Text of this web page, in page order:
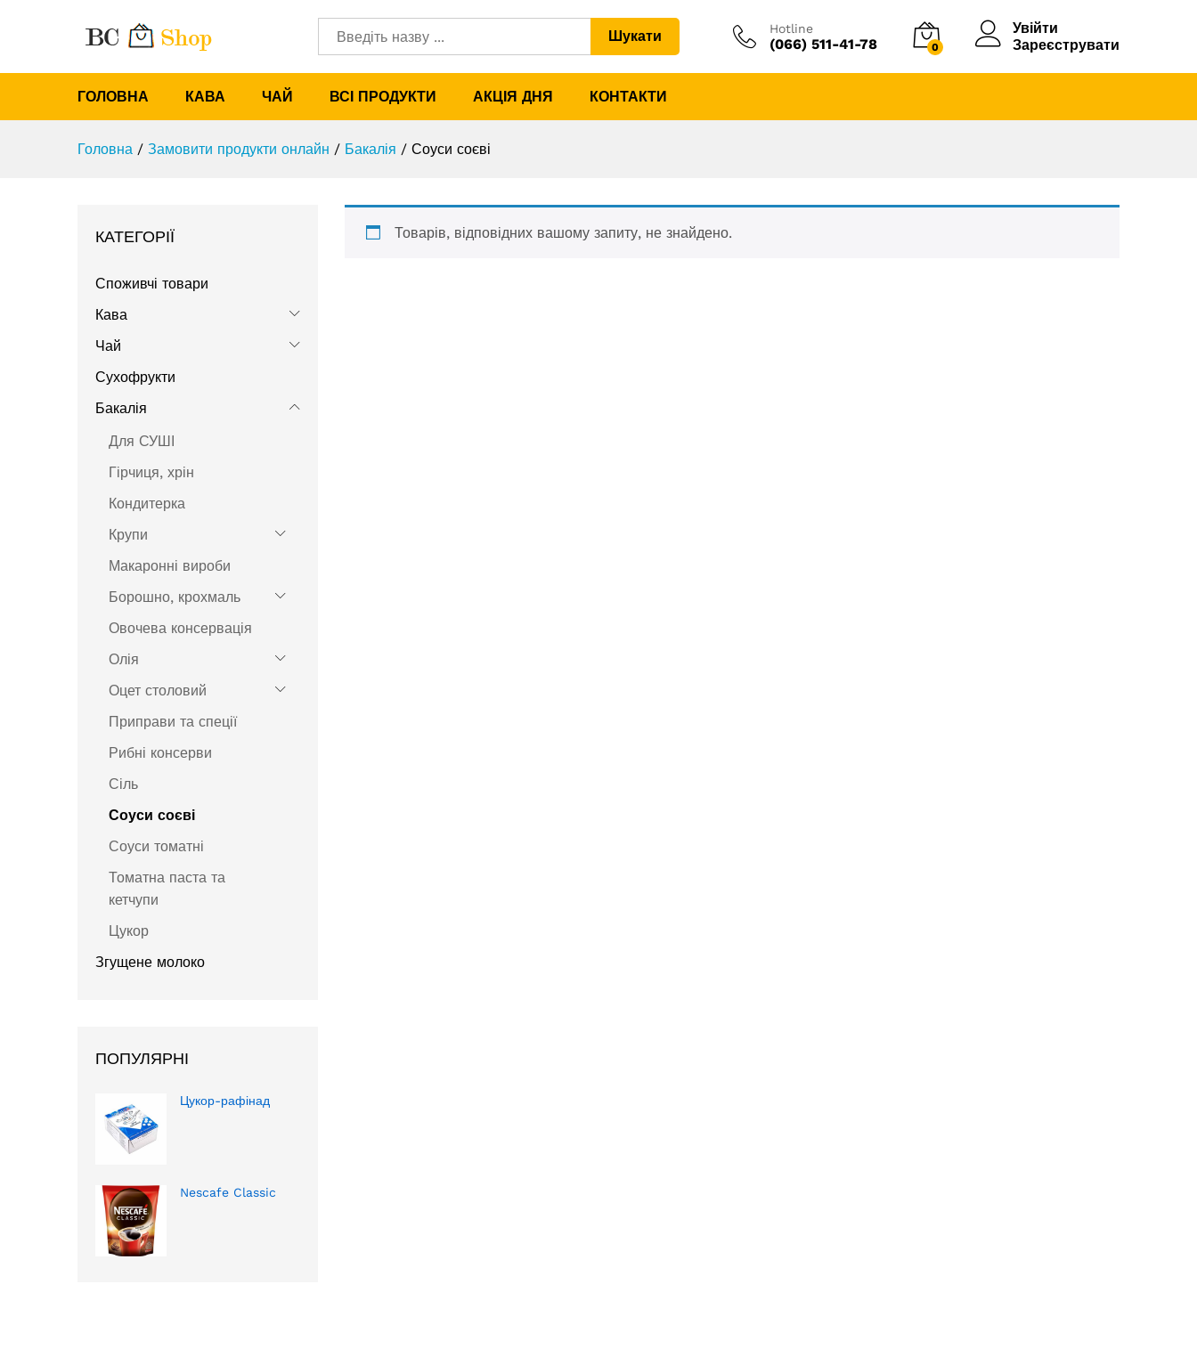
Категорії Шукати Hotline
(066) 511-41-78 0
Увійти
Зареєструвати
ГОЛОВНА КАВА ЧАЙ ВСІ ПРОДУКТИ АКЦІЯ ДНЯ КОНТАКТИ
Головна / Замовити продукти онлайн / Бакалія / Соуси соєві
Товарів, відповідних вашому запиту, не знайдено.
КАТЕГОРІЇ
Споживчі товари
Кава
Чай
Сухофрукти
Бакалія
Для СУШІ
Гірчиця, хрін
Кондитерка
Крупи
Макаронні вироби
Борошно, крохмаль
Овочева консервація
Олія
Оцет столовий
Приправи та спеції
Рибні консерви
Сіль
Соуси соєві
Соуси томатні
Томатна паста та
кетчупи
Цукор
Згущене молоко
ПОПУЛЯРНІ
Цукор-рафінад
Nescafe Classic